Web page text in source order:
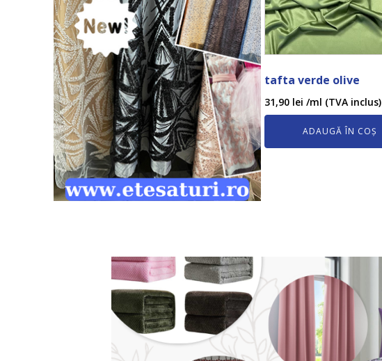
tafta verde olive
31,90 lei /ml (TVA inclus)
ADAUGĂ ÎN COȘ